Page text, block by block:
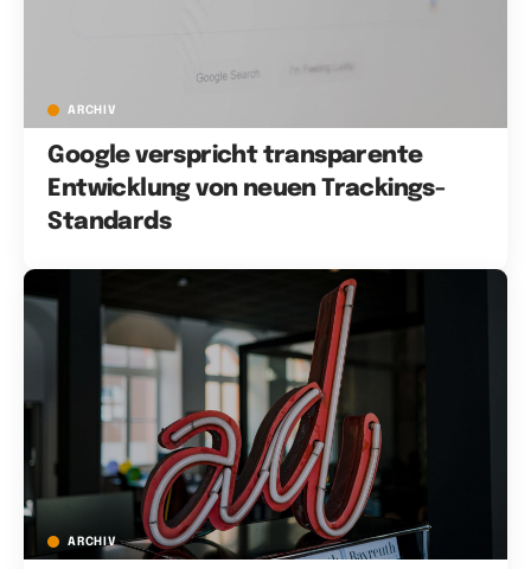
ARCHIV
Google verspricht transparente
Entwicklung von neuen Trackings-
Standards
ARCHIV